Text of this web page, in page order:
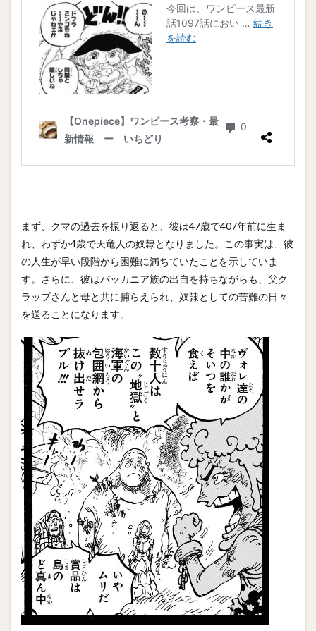
まず、クマの過去を振り返ると、彼は47歳で407年前に生ま
れ、わずか4歳で天竜人の奴隷となりました。この事実は、彼
の人生が早い段階から困難に満ちていたことを示していま
す。さらに、彼はバッカニア族の出自を持ちながらも、父ク
ラップさんと母と共に捕らえられ、奴隷としての苦難の日々
を送ることになります。